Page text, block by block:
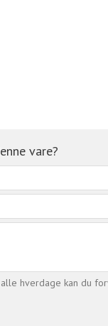
vare?
hverdage kan du